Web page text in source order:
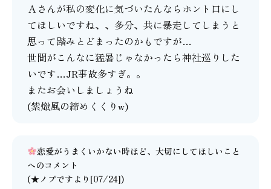
Ａさんが私の変化に気づいたんならホント口にし
てほしいですね、、多分、共に暴走してしまうと
思って踏みとどまったのかもですが…
世間がこんなに猛暑じゃなかったら神社巡りした
いです…JR事故多すぎ。。
またお会いしましょうね
(紫熾風の締めくくりw)
恋愛がうまくいかない時ほど、大切にしてほしいこと
へのコメント
(★ノブですより[07/24])